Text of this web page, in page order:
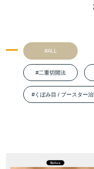
#ALL
#二重切開法
#くぼみ目 / ブースター